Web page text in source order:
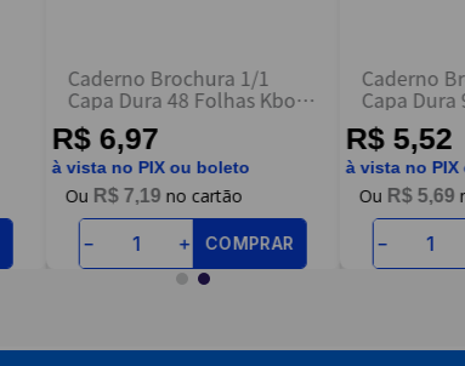
Caderno Brochura 1/1
Capa Dura 48 Folhas Kbom
Azul - São Domingos
R$ 6,97
à vista no PIX ou boleto
R$ 7,19
＋
－ COMPRAR
Caderno
Capa
Verde -
R$ 5,52
à vista no
R$ 5,69
－